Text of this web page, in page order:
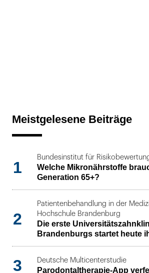
Meistgelesene Beiträge
1
Bundesinstitut für
Welche Mikronährstoffe
Generation 65+?
2
Patientenbehandlung in der
Hochschule Brandenburg
Die erste
Brandenburgs startet heute
3 Deutsche Multicenterstudie
Parodontaltherapie-App